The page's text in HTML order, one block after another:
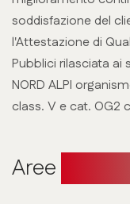
soddisfazione del
l'Attestazione di
Pubblici rilasciata ai
NORD ALPI
class. V e cat. OG2
Aree